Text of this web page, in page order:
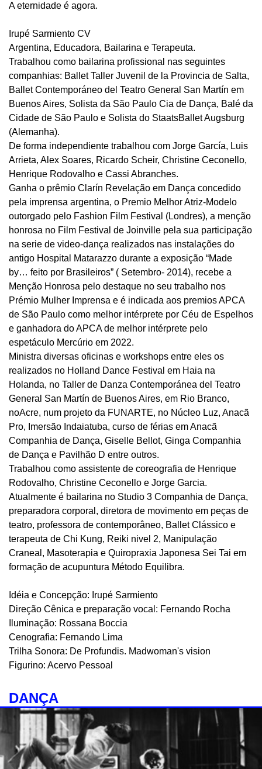
A eternidade é agora.
Irupé Sarmiento CV
Argentina, Educadora, Bailarina e Terapeuta.
Trabalhou como bailarina profissional nas seguintes
companhias: Ballet Taller Juvenil de la Provincia de Salta,
Ballet Contemporáneo del Teatro General San Martín em
Buenos Aires, Solista da São Paulo Cia de Dança, Balé da
Cidade de São Paulo e Solista do StaatsBallet Augsburg
(Alemanha).
De forma independiente trabalhou com Jorge García, Luis
Arrieta, Alex Soares, Ricardo Scheir, Christine Ceconello,
Henrique Rodovalho e Cassi Abranches.
Ganha o prêmio Clarín Revelação em Dança concedido
pela imprensa argentina, o Premio Melhor Atriz-Modelo
outorgado pelo Fashion Film Festival (Londres), a menção
honrosa no Film Festival de Joinville pela sua participação
na serie de video-dança realizados nas instalações do
antigo Hospital Matarazzo durante a exposição “Made
by… feito por Brasileiros” ( Setembro- 2014), recebe a
Menção Honrosa pelo destaque no seu trabalho nos
Prémio Mulher Imprensa e é indicada aos premios APCA
de São Paulo como melhor intérprete por Céu de Espelhos
e ganhadora do APCA de melhor intérprete pelo
espetáculo Mercúrio em 2022.
Ministra diversas oficinas e workshops entre eles os
realizados no Holland Dance Festival em Haia na
Holanda, no Taller de Danza Contemporánea del Teatro
General San Martín de Buenos Aires, em Rio Branco,
noAcre, num projeto da FUNARTE, no Núcleo Luz, Anacã
Pro, Imersão Indaiatuba, curso de férias em Anacã
Companhia de Dança, Giselle Bellot, Ginga Companhia
de Dança e Pavilhão D entre outros.
Trabalhou como assistente de coreografia de Henrique
Rodovalho, Christine Ceconello e Jorge Garcia.
Atualmente é bailarina no Studio 3 Companhia de Dança,
preparadora corporal, diretora de movimento em peças de
teatro, professora de contemporâneo, Ballet Clássico e
terapeuta de Chi Kung, Reiki nivel 2, Manipulação
Craneal, Masoterapia e Quiropraxia Japonesa Sei Tai em
formação de acupuntura Método Equilibra.
Idéia e Concepção: Irupé Sarmiento
Direção Cênica e preparação vocal: Fernando Rocha
Iluminação: Rossana Boccia
Cenografia: Fernando Lima
Trilha Sonora: De Profundis. Madwoman's vision
Figurino: Acervo Pessoal
DANÇA